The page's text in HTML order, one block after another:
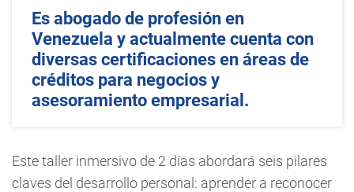
Es abogado de profesión en
Venezuela y actualmente cuenta con
diversas certificaciones en áreas de
créditos para negocios y
asesoramiento empresarial.
Este taller inmersivo de 2 días abordará seis pilares
claves del desarrollo personal: aprender a reconocer